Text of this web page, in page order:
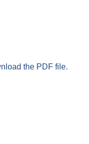
the PDF file.